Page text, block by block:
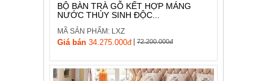
BỘ BÀN TRÀ GỖ KẾT HỢP MÁNG
NƯỚC THỦY SINH ĐỘC...
MÃ SẢN PHẨM: LXZ
Giá bán 34.275.000đ| 72.200.000đ